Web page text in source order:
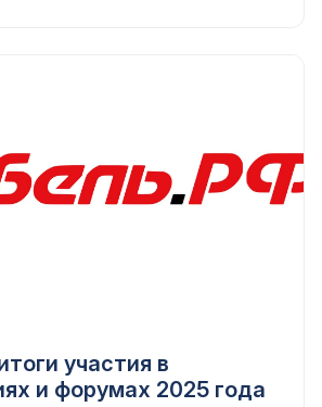
участия в
и форумах 2025 года